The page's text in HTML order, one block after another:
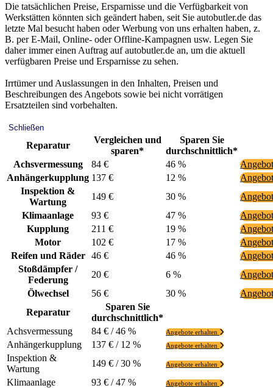
Die tatsächlichen Preise, Ersparnisse und die Verfügbarkeit von
Werkstätten könnten sich geändert haben, seit Sie autobutler.de das
letzte Mal besucht haben oder Werbung von uns erhalten haben, z.
B. per E-Mail, Online- oder Offline-Kampagnen usw. Legen Sie
daher immer einen Auftrag auf autobutler.de an, um die aktuell
verfügbaren Preise und Ersparnisse zu sehen.
Irrtümer und Auslassungen in den Inhalten, Preisen und
Beschreibungen des Angebots sowie bei nicht vorrätigen
Ersatzteilen sind vorbehalten.
Schließen
Reparatur
Vergleichen und
sparen*
Sparen Sie
durchschnittlich*
Achsvermessung
84 € 46 %
Anhängerkupplung 137 € 12 %
Inspektion &
Wartung
149 € 30 %
Klimaanlage
93 € 47 %
Kupplung
211 € 19 %
Motor
102 € 17 %
Reifen und Räder
46 € 46 %
Stoßdämpfer /
Federung
20 € 6 %
Ölwechsel
56 € 30 %
Reparatur
Sparen Sie
durchschnittlich*
Achsvermessung
84 € / 46 % Angebote erhalten
Anhängerkupplung 137 € / 12 % Angebote erhalten
Inspektion &
Wartung
149 € / 30 % Angebote erhalten
Klimaanlage 93 € / 47 % Angebote erhalten